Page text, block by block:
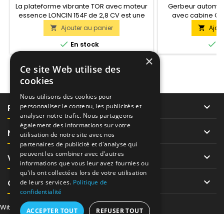
La plateforme vibrante TOR avec moteur
essence LONCIN 154F de 2,8 CV est une
solution économique pour une utilisation
à domicile ou sur un chantier.Le poids de
49 kg et les dimensions compactes
rendent le modèle facile à ranger et à
 Ajouter au panier
 En stock
Gerbeur
avec cabine
gerbeur
très efficace
des entrepôts
déplacement


PRODUITS 
NOTRE SOCIÉTÉ 
VOTRE COMPTE 
CONTACT 
Withdraw from contract here
×
Ce site Web utilise des
cookies
Nous utilisons des cookies pour
personnaliser le contenu, les publicités et
analyser notre trafic. Nous partageons
également des informations sur votre
utilisation de notre site avec nos
partenaires de publicité et d'analyse qui
peuvent les combiner avec d'autres
informations que vous leur avez fournies ou
qu'ils ont collectées lors de votre utilisation
de leurs services. Politique de
confidentialité
ACCEPTER TOUT REFUSER TOUT